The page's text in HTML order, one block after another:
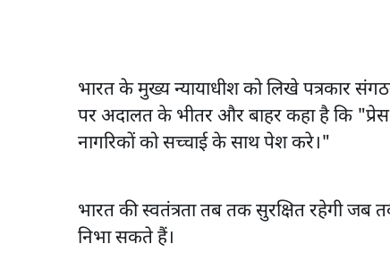
भारत के मुख्य न्यायाधीश को लिखे पत्रकार
पर अदालत के भीतर और बाहर कहा है कि
नागरिकों को सच्चाई के साथ पेश करे।"
भारत की स्वतंत्रता तब तक सुरक्षित रहेगी जब
निभा सकते हैं।